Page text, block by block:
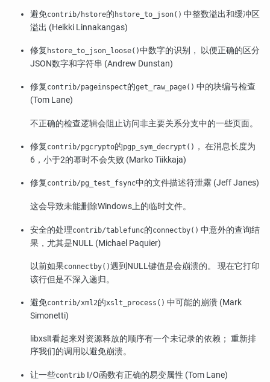
避免contrib/hstore的 hstore_to_json() 中整数溢出和缓冲区
溢出 (Heikki Linnakangas)
修复 hstore_to_json_loose()中数字的识别， 以便正确的区分
JSON数字和字符串 (Andrew Dunstan)
修复 contrib/pageinspect的get_raw_page() 中的块编号检查
(Tom Lane)
不正确的检查逻辑会阻止访问非主要关系分支中的一些页面。
修复 contrib/pgcrypto的pgp_sym_decrypt() ， 在消息长度为
6，小于2的幂时不会失败 (Marko Tiikkaja)
修复 contrib/pg_test_fsync中的文件描述符泄露 (Jeff Janes)
这会导致未能删除Windows上的临时文件。
安全的处理contrib/tablefunc的connectby() 中意外的查询结
果，尤其是NULL (Michael Paquier)
以前如果connectby()遇到NULL键值是会崩溃的。 现在它打印
该行但是不深入递归。
避免contrib/xml2的xslt_process() 中可能的崩溃 (Mark
Simonetti)
libxslt看起来对资源释放的顺序有一个未记录的依赖； 重新排
序我们的调用以避免崩溃。
让一些contrib I/O函数有正确的易变属性 (Tom Lane)